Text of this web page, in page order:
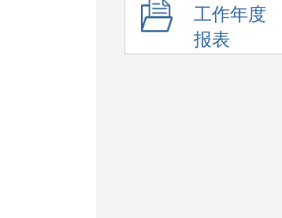
工作年度
报表